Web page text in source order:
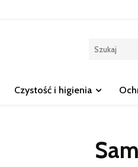
Czystość i higienia